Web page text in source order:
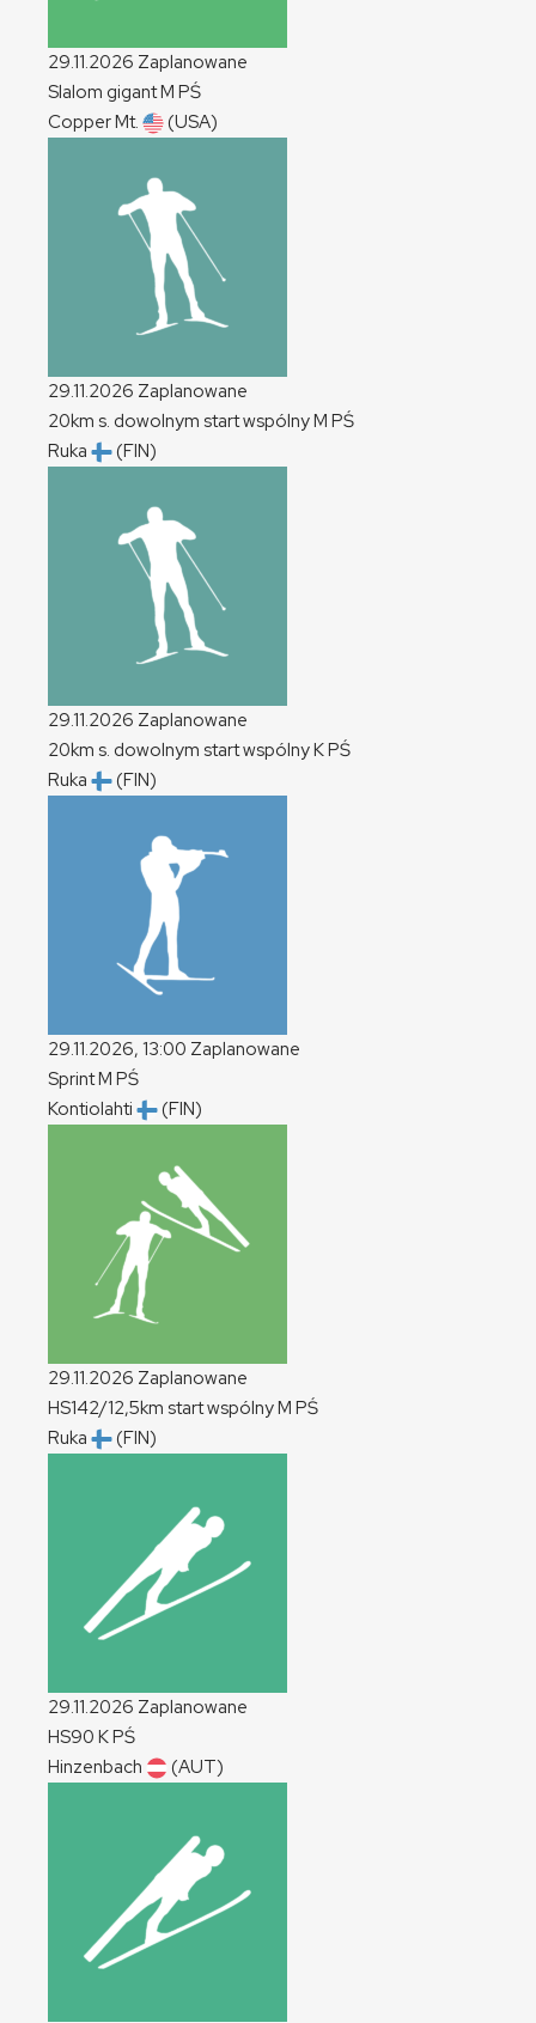
29.11.2026 Zaplanowane
Slalom gigantM PŚ
Copper Mt.
(USA)
29.11.2026 Zaplanowane
20km s. dowolnym start wspólnyM PŚ
Ruka
(FIN)
29.11.2026 Zaplanowane
20km s. dowolnym start wspólnyKPŚ
Ruka
(FIN)
29.11.2026, 13:00 Zaplanowane
SprintM PŚ
Kontiolahti
(FIN)
29.11.2026 Zaplanowane
HS142/12,5km start wspólnyM PŚ
Ruka
(FIN)
29.11.2026 Zaplanowane
HS90 KPŚ
Hinzenbach
(AUT)